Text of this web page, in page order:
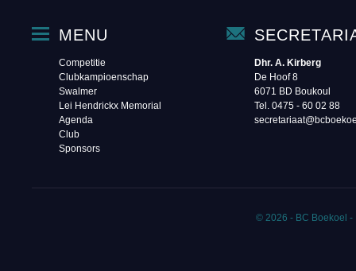
MENU
Competitie
Clubkampioenschap
Swalmer
Lei Hendrickx Memorial
Agenda
Club
Sponsors
Dhr. A. Kirberg
De Hoof 8
6071 BD Boukoul
Tel. 0475 - 60 02 88‬
© 2026 - BC Boekoel